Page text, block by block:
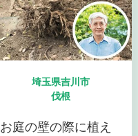
埼玉県吉川市
伐根
お庭の壁の際に植え